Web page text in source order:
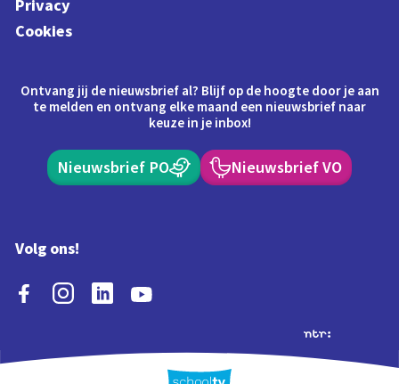
Privacy
Cookies
Ontvang jij de nieuwsbrief al? Blijf op de hoogte door je aan
te melden en ontvang elke maand een nieuwsbrief naar
keuze in je inbox!
Nieuwsbrief PO Nieuwsbrief VO
Volg ons!